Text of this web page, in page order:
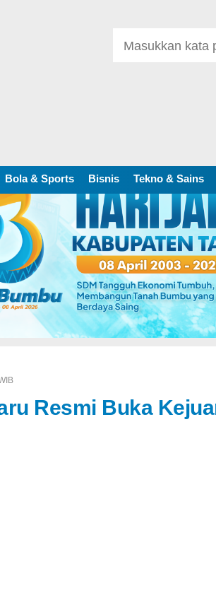
Bola & Sports Bisnis Tekno & Sains
Resmi Buka